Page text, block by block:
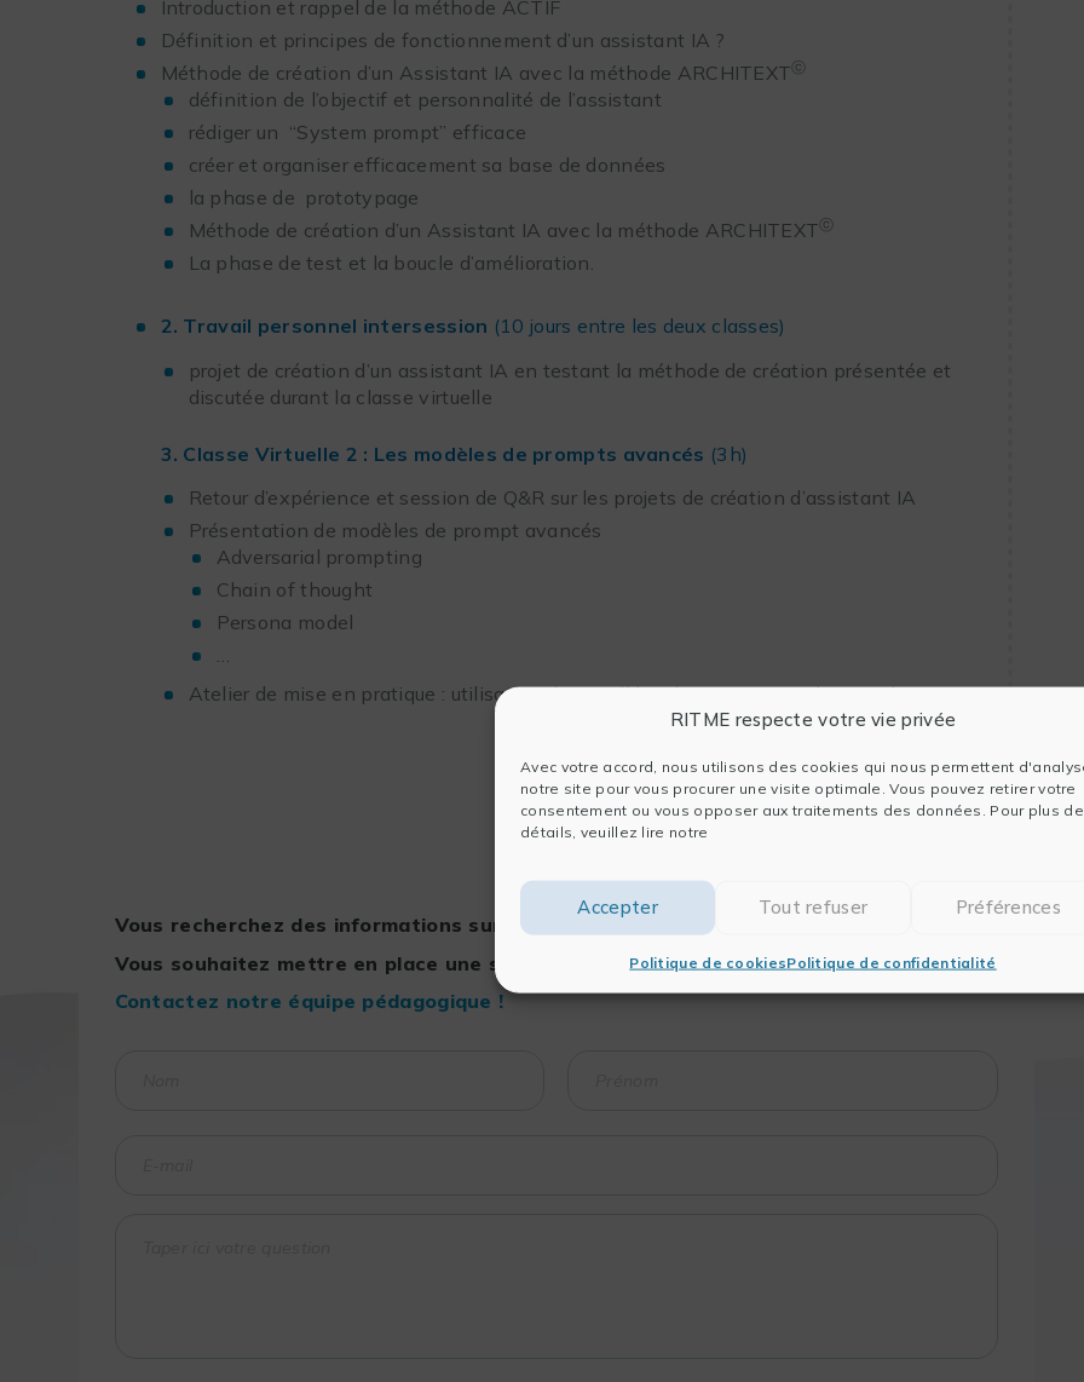
RITME respecte votre vie privée
Avec votre accord, nous utilisons des cookies qui nous permettent
notre site pour vous procurer une visite optimale. Vous pouvez retirer votre
consentement ou vous opposer aux traitements des données. Pour plus de
détails, veuillez lire notre
Accepter Tout refuser Préférences
Politique de cookiesPolitique de confidentialité
Introduction et rappel de la méthode ACTIF
Définition et principes de fonctionnement d’un assistant IA ?
Méthode de création d’un Assistant IA avec la méthode ARCHITEXTⓒ
définition de l’objectif et personnalité de l’assistant
rédiger un “System prompt” efficace
créer et organiser efficacement sa base de données
la phase de prototypage
Méthode de création d’un Assistant IA avec la méthode ARCHITEXTⓒ
La phase de test et la boucle d’amélioration.
2. Travail personnel intersession (10 jours entre les deux classes)
projet de création d’un assistant IA en testant la méthode de création présentée et
discutée durant la classe virtuelle
3. Classe Virtuelle 2 : Les modèles de prompts avancés (3h)
Retour d’expérience et session de Q&R sur les projets de création d’assistant IA
Présentation de modèles de prompt avancés
Adversarial prompting
Chain of thought
Persona model
Atelier de mise en pratique : utilisation des modèles de prompts sur des cas d’usage
Vous recherchez des informations sur une formation ?
Vous souhaitez mettre en place une session de formation sur mesure ?
Contactez notre équipe pédagogique !